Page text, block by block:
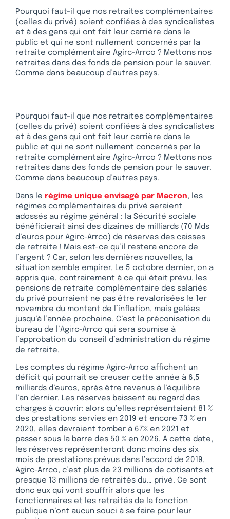
Pourquoi faut-il que nos retraites complémentaires
(celles du privé) soient confiées à des syndicalistes
et à des gens qui ont fait leur carrière dans le
public et qui ne sont nullement concernés par la
retraite complémentaire Agirc-Arrco ? Mettons nos
retraites dans des fonds de pension pour le sauver.
Comme dans beaucoup d’autres pays.
Pourquoi faut-il que nos retraites complémentaires
(celles du privé) soient confiées à des syndicalistes
et à des gens qui ont fait leur carrière dans le
public et qui ne sont nullement concernés par la
retraite complémentaire Agirc-Arrco ? Mettons nos
retraites dans des fonds de pension pour le sauver.
Comme dans beaucoup d’autres pays.
Dans le régime unique envisagé par Macron, les
régimes complémentaires du privé seraient
adossés au régime général : la Sécurité sociale
bénéficierait ainsi des dizaines de milliards (70 Mds
d’euros pour Agirc-Arrco) de réserves des caisses
de retraite ! Mais est-ce qu’il restera encore de
l’argent ? Car, selon les dernières nouvelles, la
situation semble empirer. Le 5 octobre dernier, on a
appris que, contrairement à ce qui était prévu, les
pensions de retraite complémentaire des salariés
du privé pourraient ne pas être revalorisées le 1er
novembre du montant de l’inflation, mais gelées
jusqu’à l’année prochaine. C’est la préconisation du
bureau de l’Agirc-Arrco qui sera soumise à
l’approbation du conseil d’administration du régime
de retraite.
Les comptes du régime Agirc-Arrco affichent un
déficit qui pourrait se creuser cette année à 6,5
milliards d’euros, après être revenus à l’équilibre
l’an dernier. Les réserves baissent au regard des
charges à couvrir: alors qu’elles représentaient 81 %
des prestations servies en 2019 et encore 73 % en
2020, elles devraient tomber à 67% en 2021 et
passer sous la barre des 50 % en 2026. À cette date,
les réserves représenteront donc moins des six
mois de prestations prévus dans l’accord de 2019.
Agirc-Arrco, c’est plus de 23 millions de cotisants et
presque 13 millions de retraités du… privé. Ce sont
donc eux qui vont souffrir alors que les
fonctionnaires et les retraités de la fonction
publique n’ont aucun souci à se faire pour leur